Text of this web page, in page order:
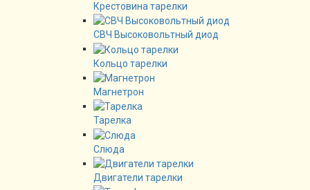
Крестовина тарелки
СВЧ Высоковольтный диод
Кольцо тарелки
Магнетрон
Тарелка
Слюда
Двигатели тарелки